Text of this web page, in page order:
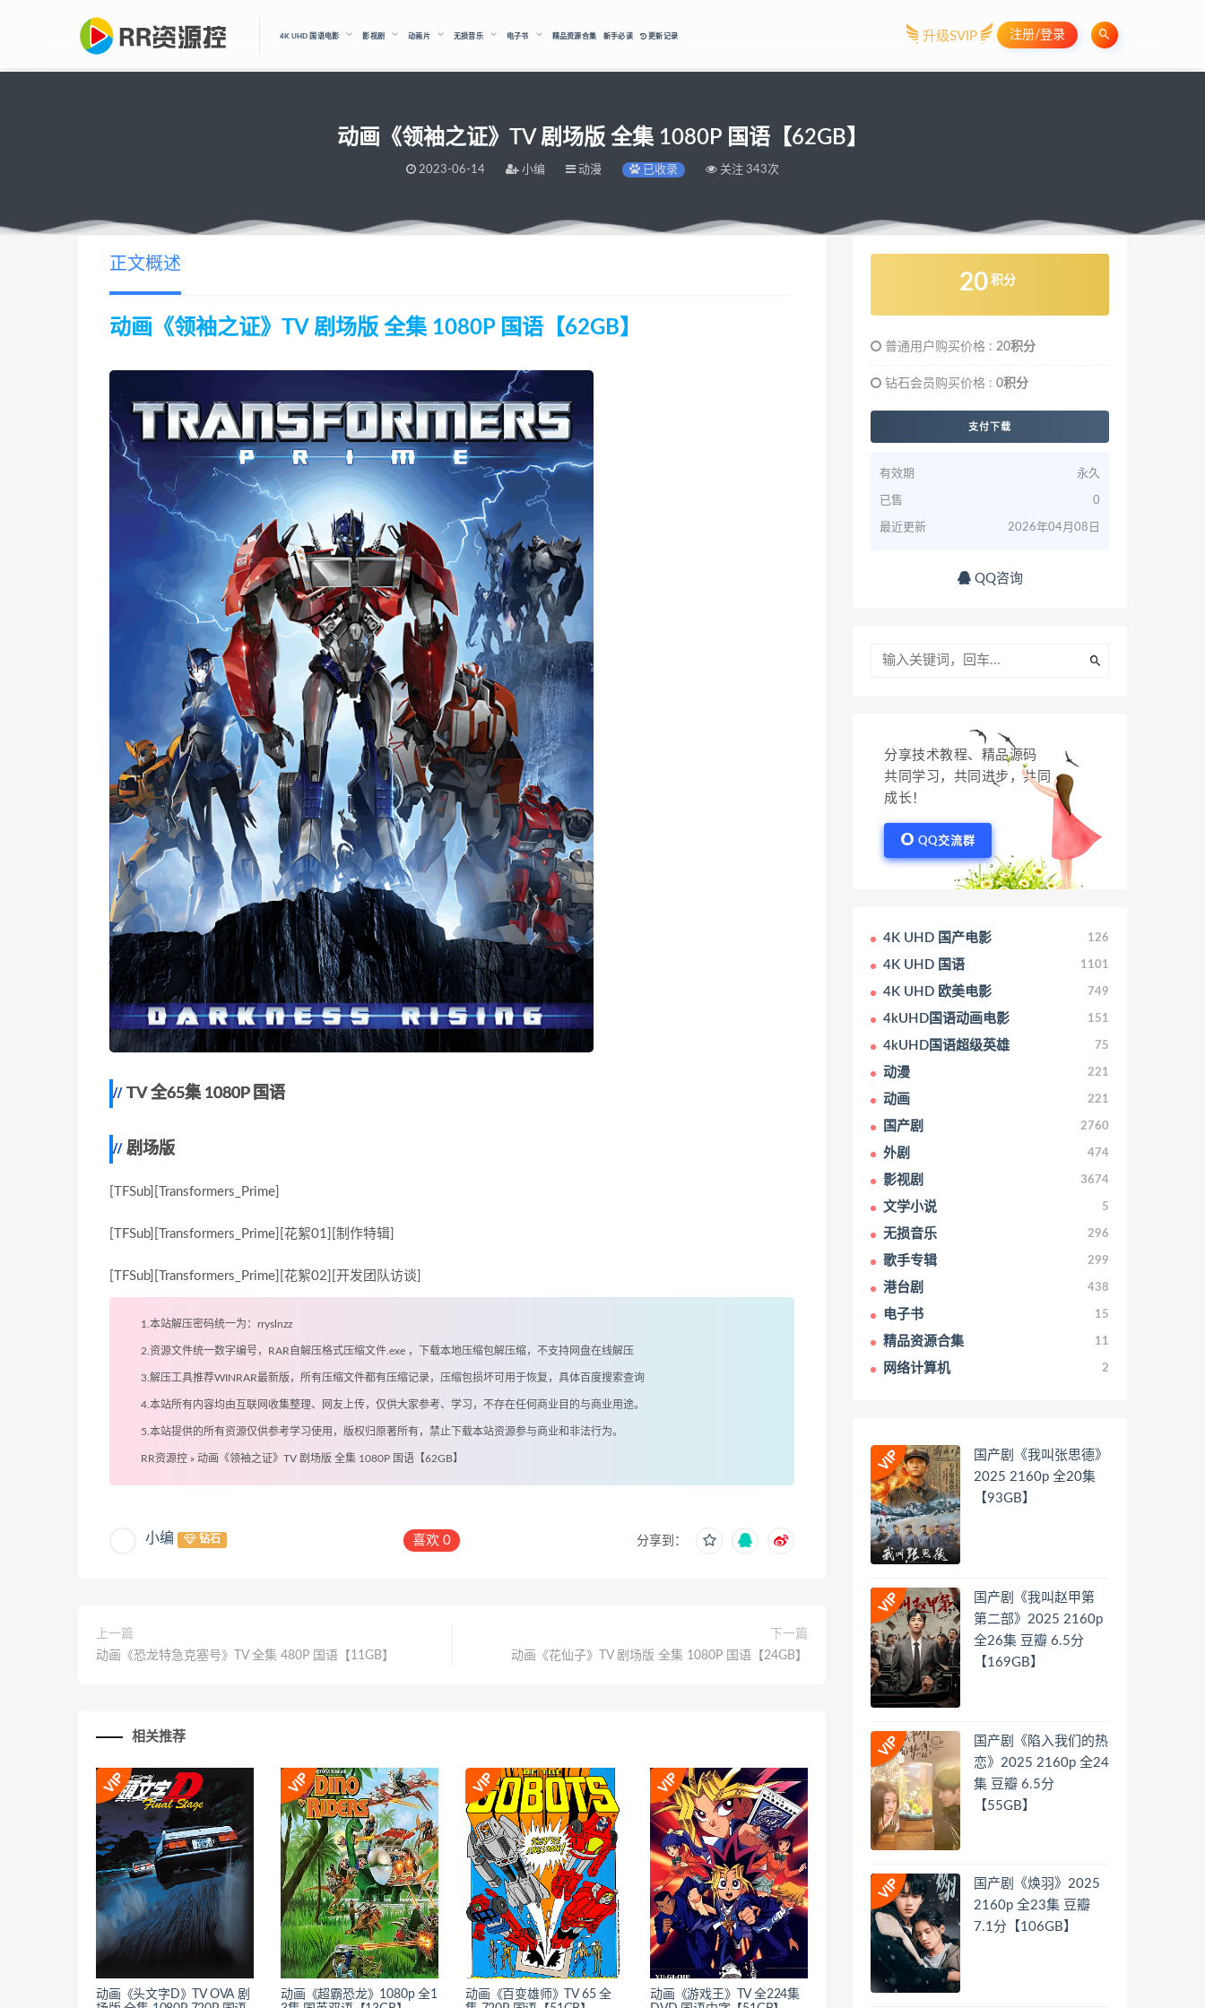
4K UHD 国语电影 影视剧 动画片 无损音乐 电子书 精品资源合集 新手必读 更新记录 升级SVIP 注册/登录
动画《领袖之证》TV 剧场版 全集 1080P 国语【62GB】
2023-06-14 小编 动漫 已收录 关注 343次
正文概述
动画《领袖之证》TV 剧场版 全集 1080P 国语【62GB】
TV 全65集 1080P 国语
剧场版
[TFSub][Transformers_Prime]
[TFSub][Transformers_Prime][花絮01][制作特辑]
[TFSub][Transformers_Prime][花絮02][开发团队访谈]
1.本站解压密码统一为：rryslnzz
2.资源文件统一数字编号，RAR自解压格式压缩文件.exe ，下载本地压缩包解压缩，不支持网盘在线解压
3.解压工具推荐WINRAR最新版，所有压缩文件都有压缩记录，压缩包损坏可用于恢复，具体百度搜索查询
4.本站所有内容均由互联网收集整理、网友上传，仅供大家参考、学习，不存在任何商业目的与商业用途。
5.本站提供的所有资源仅供参考学习使用，版权归原著所有，禁止下载本站资源参与商业和非法行为。
RR资源控 » 动画《领袖之证》TV 剧场版 全集 1080P 国语【62GB】
小编 钻石 喜欢0 分享到：
上一篇
动画《恐龙特急克塞号》TV 全集 480P 国语【11GB】
下一篇
动画《花仙子》TV 剧场版 全集 1080P 国语【24GB】
相关推荐
动画《头文字D》TV OVA 剧
动画《超霸恐龙》1080p 全1
动画《百变雄师》TV 65 全
动画《游戏王》TV 全224集
20 积分
普通用户购买价格 : 20积分
钻石会员购买价格 : 0积分
支付下载
有效期 永久
已售 0
最近更新 2026年04月08日
QQ咨询
分享技术教程、精品源码
共同学习，共同进步，共同
成长！
QQ交流群
4K UHD 国产电影 126
4K UHD 国语 1101
4K UHD 欧美电影 749
4kUHD国语动画电影 151
4kUHD国语超级英雄 75
动漫 221
动画 221
国产剧 2760
外剧 474
影视剧 3674
文学小说 5
无损音乐 296
歌手专辑 299
港台剧 438
电子书 15
精品资源合集 11
网络计算机 2
国产剧《我叫张思德》
2025 2160p 全20集
【93GB】
国产剧《我叫赵甲第
第二部》2025 2160p
全26集 豆瓣 6.5分
【169GB】
国产剧《陷入我们的热
恋》2025 2160p 全24
集 豆瓣 6.5分
【55GB】
国产剧《焕羽》2025
2160p 全23集 豆瓣
7.1分【106GB】